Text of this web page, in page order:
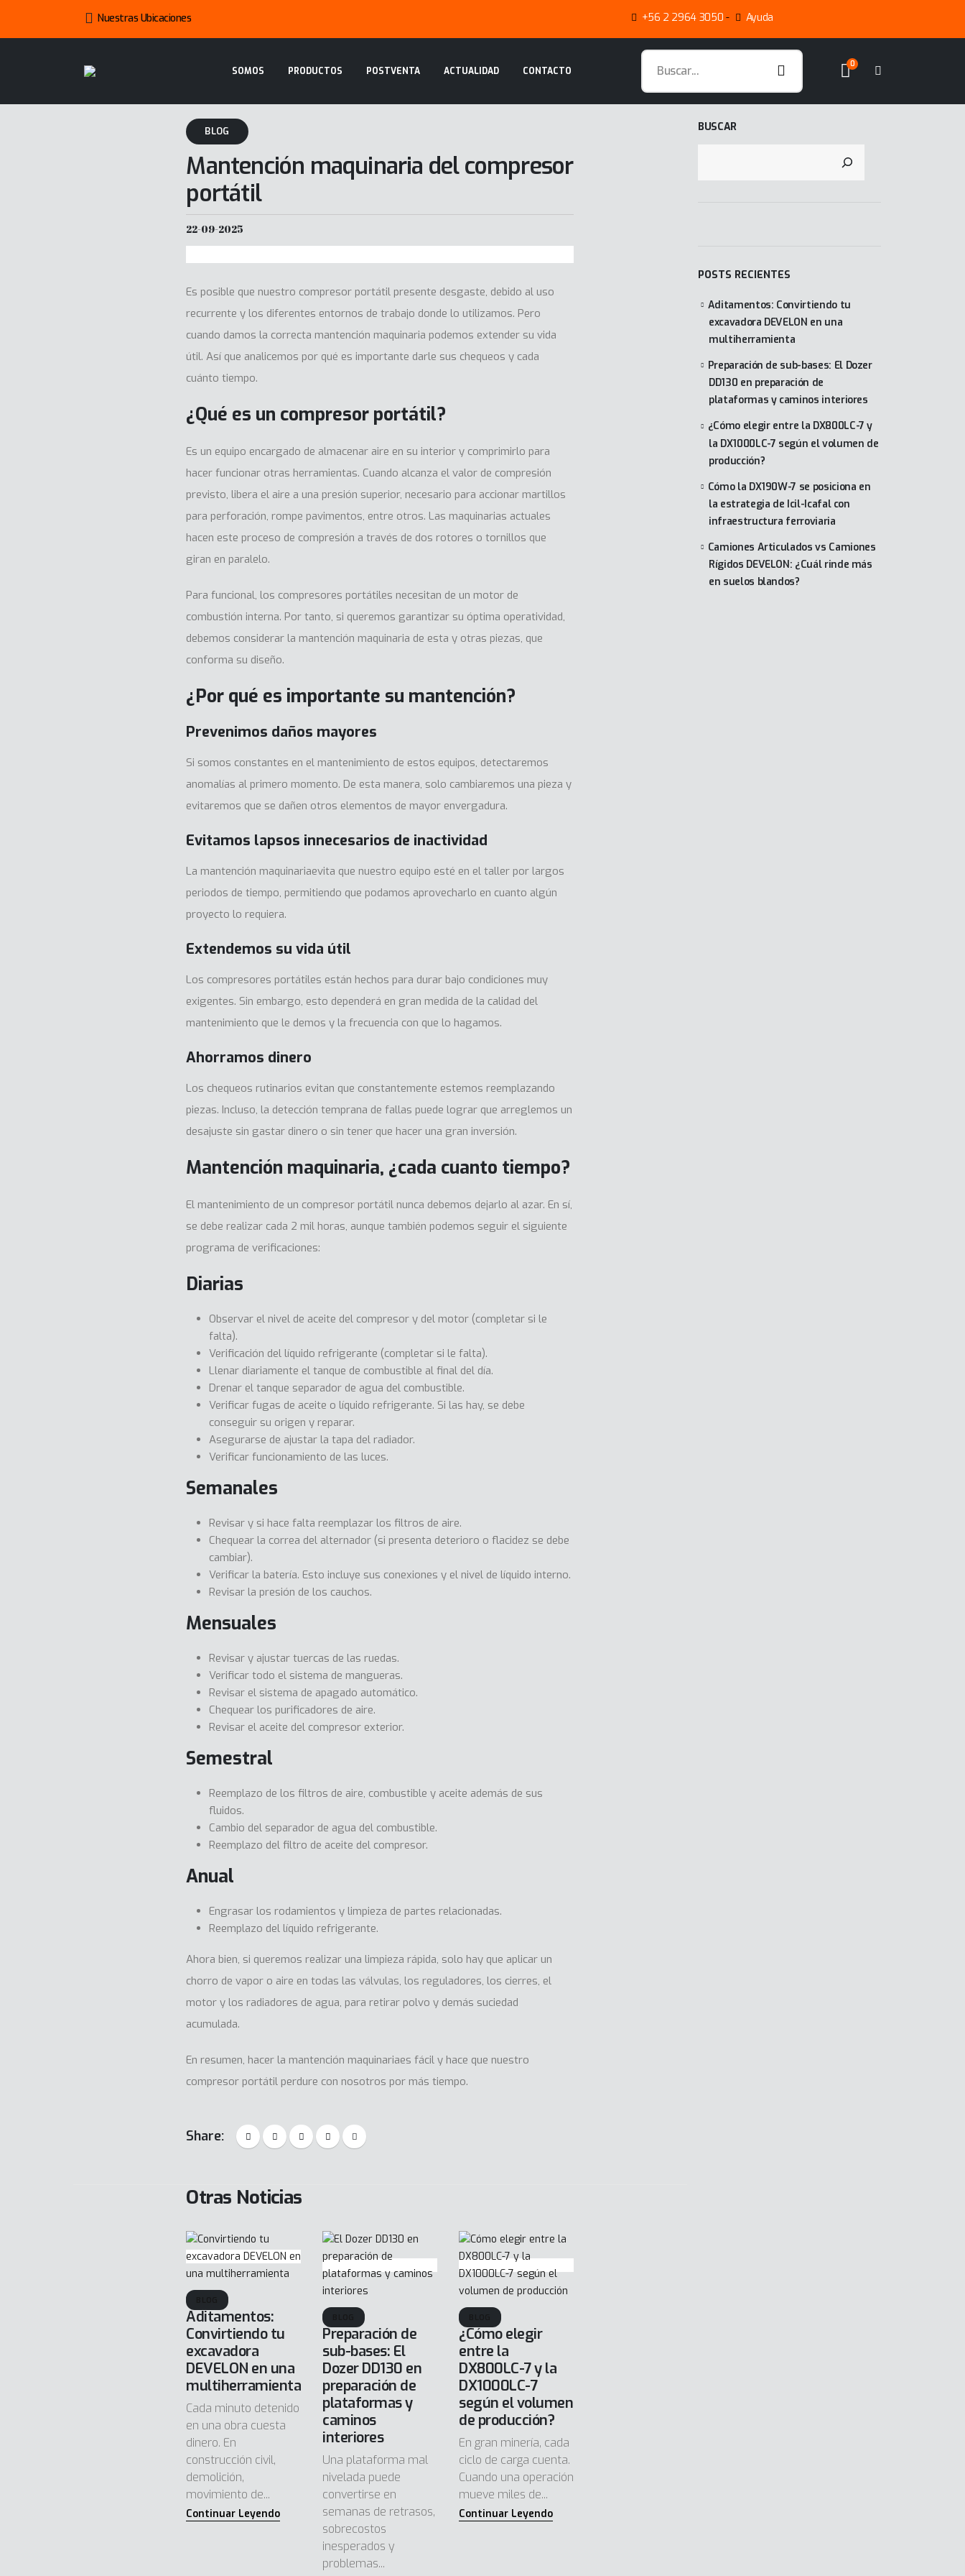
Nuestras Ubicaciones +56 2 2964 3050 - Ayuda
SOMOS PRODUCTOS POSTVENTA ACTUALIDAD CONTACTO
0
BLOG
Mantención maquinaria del compresor
portátil
22-09-2025
Es posible que nuestro compresor portátil presente desgaste, debido al uso
recurrente y los diferentes entornos de trabajo donde lo utilizamos. Pero
cuando damos la correcta mantención maquinaria podemos extender su vida
útil. Así que analicemos por qué es importante darle sus chequeos y cada
cuánto tiempo.
¿Qué es un compresor portátil?
Es un equipo encargado de almacenar aire en su interior y comprimirlo para
hacer funcionar otras herramientas. Cuando alcanza el valor de compresión
previsto, libera el aire a una presión superior, necesario para accionar martillos
para perforación, rompe pavimentos, entre otros. Las maquinarias actuales
hacen este proceso de compresión a través de dos rotores o tornillos que
giran en paralelo.
Para funcional, los compresores portátiles necesitan de un motor de
combustión interna. Por tanto, si queremos garantizar su óptima operatividad,
debemos considerar la mantención maquinaria de esta y otras piezas, que
conforma su diseño.
¿Por qué es importante su mantención?
Prevenimos daños mayores
Si somos constantes en el mantenimiento de estos equipos, detectaremos
anomalías al primero momento. De esta manera, solo cambiaremos una pieza y
evitaremos que se dañen otros elementos de mayor envergadura.
Evitamos lapsos innecesarios de inactividad
La mantención maquinariaevita que nuestro equipo esté en el taller por largos
periodos de tiempo, permitiendo que podamos aprovecharlo en cuanto algún
proyecto lo requiera.
Extendemos su vida útil
Los compresores portátiles están hechos para durar bajo condiciones muy
exigentes. Sin embargo, esto dependerá en gran medida de la calidad del
mantenimiento que le demos y la frecuencia con que lo hagamos.
Ahorramos dinero
Los chequeos rutinarios evitan que constantemente estemos reemplazando
piezas. Incluso, la detección temprana de fallas puede lograr que arreglemos un
desajuste sin gastar dinero o sin tener que hacer una gran inversión.
Mantención maquinaria, ¿cada cuanto tiempo?
El mantenimiento de un compresor portátil nunca debemos dejarlo al azar. En sí,
se debe realizar cada 2 mil horas, aunque también podemos seguir el siguiente
programa de verificaciones:
Diarias
Observar el nivel de aceite del compresor y del motor (completar si le
falta).
Verificación del líquido refrigerante (completar si le falta).
Llenar diariamente el tanque de combustible al final del día.
Drenar el tanque separador de agua del combustible.
Verificar fugas de aceite o líquido refrigerante. Si las hay, se debe
conseguir su origen y reparar.
Asegurarse de ajustar la tapa del radiador.
Verificar funcionamiento de las luces.
Semanales
Revisar y si hace falta reemplazar los filtros de aire.
Chequear la correa del alternador (si presenta deterioro o flacidez se debe
cambiar).
Verificar la batería. Esto incluye sus conexiones y el nivel de líquido interno.
Revisar la presión de los cauchos.
Mensuales
Revisar y ajustar tuercas de las ruedas.
Verificar todo el sistema de mangueras.
Revisar el sistema de apagado automático.
Chequear los purificadores de aire.
Revisar el aceite del compresor exterior.
Semestral
Reemplazo de los filtros de aire, combustible y aceite además de sus
fluidos.
Cambio del separador de agua del combustible.
Reemplazo del filtro de aceite del compresor.
Anual
Engrasar los rodamientos y limpieza de partes relacionadas.
Reemplazo del líquido refrigerante.
Ahora bien, si queremos realizar una limpieza rápida, solo hay que aplicar un
chorro de vapor o aire en todas las válvulas, los reguladores, los cierres, el
motor y los radiadores de agua, para retirar polvo y demás suciedad
acumulada.
En resumen, hacer la mantención maquinariaes fácil y hace que nuestro
compresor portátil perdure con nosotros por más tiempo.
Share:
Otras Noticias
Aditamentos:
Convirtiendo tu
excavadora
DEVELON en una
multiherramienta
Cada minuto detenido
en una obra cuesta
dinero. En
construcción civil,
demolición,
movimiento de...
Preparación de
sub-bases: El
Dozer DD130 en
preparación de
plataformas y
caminos
interiores
Una plataforma mal
nivelada puede
convertirse en
semanas de retrasos,
sobrecostos
inesperados y
problemas...
¿Cómo elegir
entre la
DX800LC-7 y la
DX1000LC-7
según el volumen
de producción?
En gran minería, cada
ciclo de carga cuenta.
Cuando una operación
mueve miles de...
BUSCAR
POSTS RECIENTES
Aditamentos: Convirtiendo tu
excavadora DEVELON en una
multiherramienta
Preparación de sub-bases: El Dozer
DD130 en preparación de
plataformas y caminos interiores
¿Cómo elegir entre la DX800LC-7 y
la DX1000LC-7 según el volumen de
producción?
Cómo la DX190W-7 se posiciona en
la estrategia de Icil-Icafal con
infraestructura ferroviaria
Camiones Articulados vs Camiones
Rígidos DEVELON: ¿Cuál rinde más
en suelos blandos?